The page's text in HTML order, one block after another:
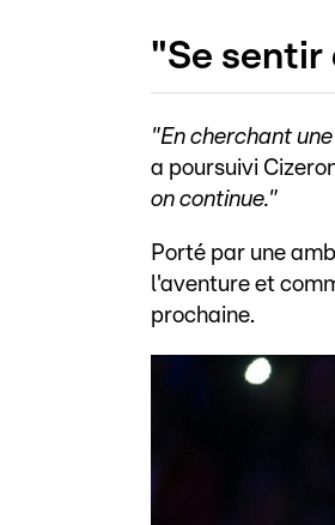
"Se sentir
"En cherchant
a poursuivi
on continue."
Porté par une
l'aventure et
prochaine.